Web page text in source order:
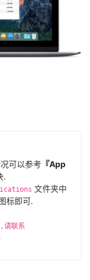
可以参考 『App
.
文件夹中
标即可.
请联系